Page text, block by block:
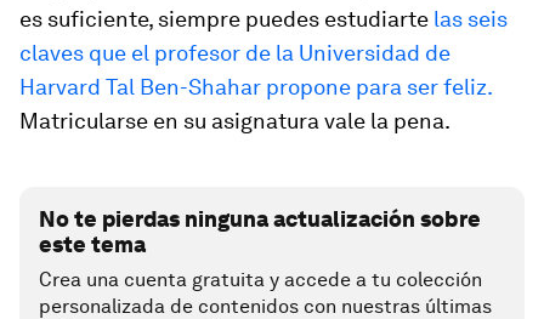
es suficiente, siempre puedes estudiarte las seis
claves que el profesor de la Universidad de
Harvard Tal Ben-Shahar propone para ser feliz.
Matricularse en su asignatura vale la pena.
No te pierdas ninguna actualización sobre
este tema
Crea una cuenta gratuita y accede a tu colección
personalizada de contenidos con nuestras últimas